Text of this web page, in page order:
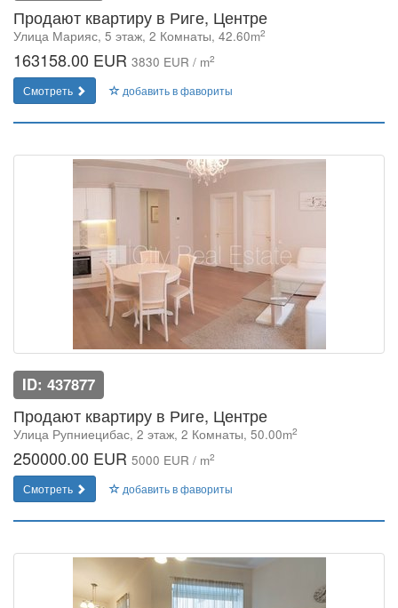
Продают квартиру в Риге, Центре
Улица Марияс, 5 этаж, 2 Комнаты, 42.60m2
163158.00 EUR 3830 EUR / m2
Смотреть добавить в фавориты
ID: 437877
Продают квартиру в Риге, Центре
Улица Рупниецибас, 2 этаж, 2 Комнаты, 50.00m2
250000.00 EUR 5000 EUR / m2
Смотреть добавить в фавориты